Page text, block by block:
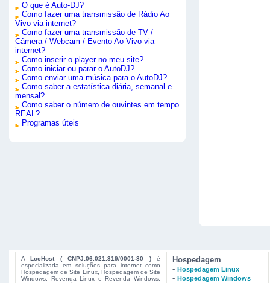
O que é Auto-DJ?
Como fazer uma transmissão de Rádio Ao
Vivo via internet?
Como fazer uma transmissão de TV /
Câmera / Webcam / Evento Ao Vivo via
internet?
Como inserir o player no meu site?
Como iniciar ou parar o AutoDJ?
Como enviar uma música para o AutoDJ?
Como saber a estatística diária, semanal e
mensal?
Como saber o número de ouvintes em tempo
REAL?
Programas úteis
ALocHost ( CNPJ:06.021.319/0001-80 )é
especializada em soluções para internet como
Hospedagem de Site Linux, Hospedagem de Site
Windows, Revenda Linux e Revenda Windows,
Hospedagem
- Hospedagem Linux
- Hospedagem Windows